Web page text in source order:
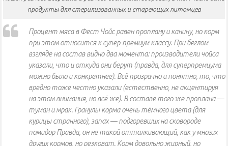
продукты для стерилизованных и стареющих питомцев
Процент мяса в Фест Чойс равен проплану и канину, но корм
при этом относится к супер-премиум классу. При беглом
взгляде на состав видно два момента: производители чойса
указали, что и откуда они берут (правда, для суперпремиума
можно было и конкретнее). Всё прозрачно и понятно, то, что
вредно тоже честно указали (естественно, не акцентируя
на этом внимания, но всё же). В составе того же проплана —
туман и мрак. Гранулы корма очень тёмного цвета (для
курицы странного), запах — подгоревших на сковороде
помидор Правда, он не такой отталкивающий, как у многих
других кормов, но резковат. Корм довольно жирный, но